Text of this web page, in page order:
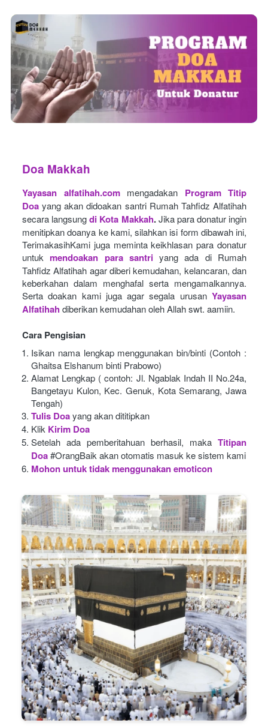
Doa Makkah
Yayasan alfatihah.com mengadakan
Program Titip
Doa yang akan didoakan santri Rumah Tahfidz Alfatihah
secara langsung di Kota Makkah. Jika para donatur ingin
menitipkan doanya ke kami, silahkan isi form dibawah ini,
TerimakasihKami juga meminta keikhlasan para donatur
untuk mendoakan para santri yang ada di Rumah
Tahfidz Alfatihah agar diberi kemudahan, kelancaran, dan
keberkahan dalam menghafal serta mengamalkannya.
Serta doakan kami juga agar segala urusan Yayasan
Alfatihah diberikan kemudahan oleh Allah swt. aamiin.
Cara Pengisian
Isikan nama lengkap menggunakan bin/binti (Contoh :
Ghaitsa Elshanum binti Prabowo)
Alamat Lengkap ( contoh: Jl. Ngablak Indah II No.24a,
Bangetayu Kulon, Kec. Genuk, Kota Semarang, Jawa
Tengah)
Tulis Doayang akan dititipkan
Klik Kirim Doa
Setelah ada pemberitahuan berhasil, maka Titipan
Doa#OrangBaik akan otomatis masuk ke sistem kami
Mohon untuk tidak menggunakan emoticon